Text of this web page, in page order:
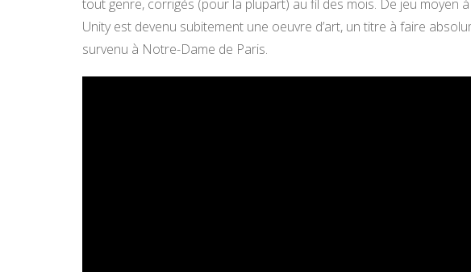
tout genre, corrigés (pour la plupart) au fil des mois. De jeu moyen à
Unity est devenu subitement une oeuvre d’art, un titre à faire
survenu à Notre-Dame de Paris.